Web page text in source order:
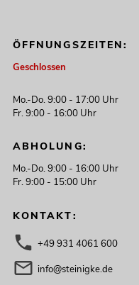
ÖFFNUNGSZEITEN:
Geschlossen
Mo.-Do. 9:00 - 17:00 Uhr
Fr. 9:00 - 16:00 Uhr
ABHOLUNG:
Mo.-Do. 9:00 - 16:00 Uhr
Fr. 9:00 - 15:00 Uhr
KONTAKT:
+49 931 4061 600
info@steinigke.de